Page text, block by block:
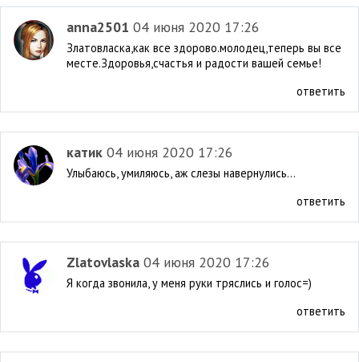
anna2501 04 июня 2020 17:26
Златовласка,как все здорово.молодец,теперь вы все
месте.Здоровья,счастья и радости вашей семье!
ответить
катик 04 июня 2020 17:26
Улыбаюсь, умиляюсь, аж слезы навернулись...
ответить
Zlatovlaska 04 июня 2020 17:26
Я когда звонила, у меня руки тряслись и голос=)
ответить